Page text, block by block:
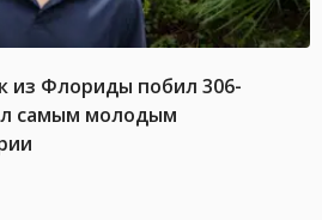
из Флориды побил 306-
самым молодым